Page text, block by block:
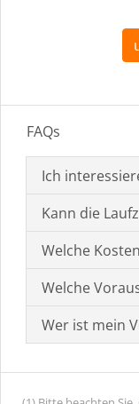
FAQs
Ich
Kann die
Welche
Welche
Wer ist mein